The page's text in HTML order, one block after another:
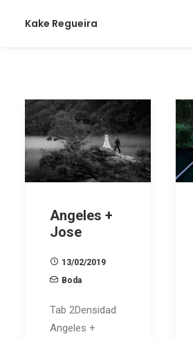
Kake Regueira
Angeles +
Jose
13/02/2019
Boda
Tab 2Densidad
Angeles +